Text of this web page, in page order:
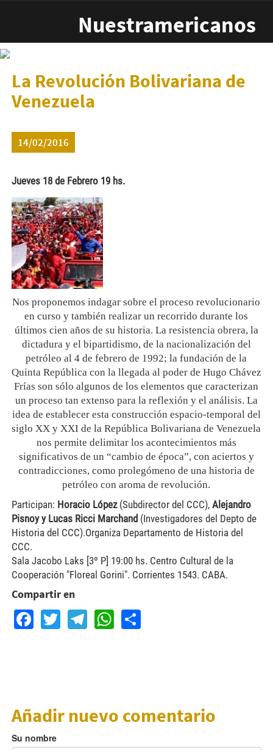
Nuestramericanos
La Revolución Bolivariana de
Venezuela
14/02/2016
Jueves 18 de Febrero 19 hs.
venezuela1-150x150.jpg
Nos proponemos indagar sobre el proceso revolucionario
en curso y también realizar un recorrido durante los
últimos cien años de su historia. La resistencia obrera, la
dictadura y el bipartidismo, de la nacionalización del
petróleo al 4 de febrero de 1992; la fundación de la
Quinta República con la llegada al poder de Hugo Chávez
Frías son sólo algunos de los elementos que caracterizan
un proceso tan extenso para la reflexión y el análisis. La
idea de establecer esta construcción espacio-temporal del
siglo XX y XXI de la República Bolivariana de Venezuela
nos permite delimitar los acontecimientos más
significativos de un “cambio de época”, con aciertos y
contradicciones, como prolegómeno de una historia de
petróleo con aroma de revolución.
Participan: Horacio López(Subdirector del CCC), Alejandro
Pisnoy y Lucas Ricci Marchand (Investigadores del Depto de
Historia del CCC).Organiza Departamento de Historia del
CCC.
Sala Jacobo Laks [3º P] 19:00 hs. Centro Cultural de la
Cooperación "Floreal Gorini". Corrientes 1543. CABA.
Compartir en
Facebook
TwitterTelegram
WhatsApp
Share
Añadir nuevo comentario
Su nombre